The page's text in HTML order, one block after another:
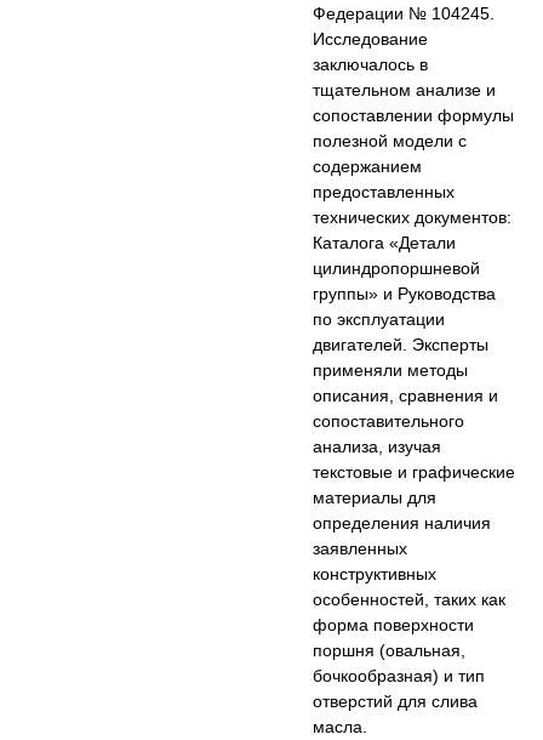
Федерации № 104245.
Исследование
заключалось в
тщательном анализе и
сопоставлении формулы
полезной модели с
содержанием
предоставленных
технических документов:
Каталога «Детали
цилиндропоршневой
группы» и Руководства
по эксплуатации
двигателей. Эксперты
применяли методы
описания, сравнения и
сопоставительного
анализа, изучая
текстовые и графические
материалы для
определения наличия
заявленных
конструктивных
особенностей, таких как
форма поверхности
поршня (овальная,
бочкообразная) и тип
отверстий для слива
масла.